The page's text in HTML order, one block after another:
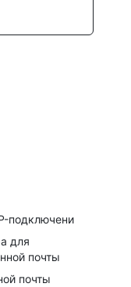
подключений
для
почты
почты